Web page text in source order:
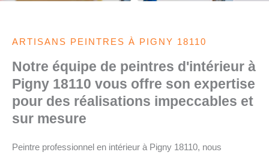
ARTISANS PEINTRES À PIGNY 18110
Notre équipe de peintres d'intérieur à
Pigny 18110 vous offre son expertise
pour des réalisations impeccables et
sur mesure
Peintre professionnel en intérieur à Pigny 18110, nous